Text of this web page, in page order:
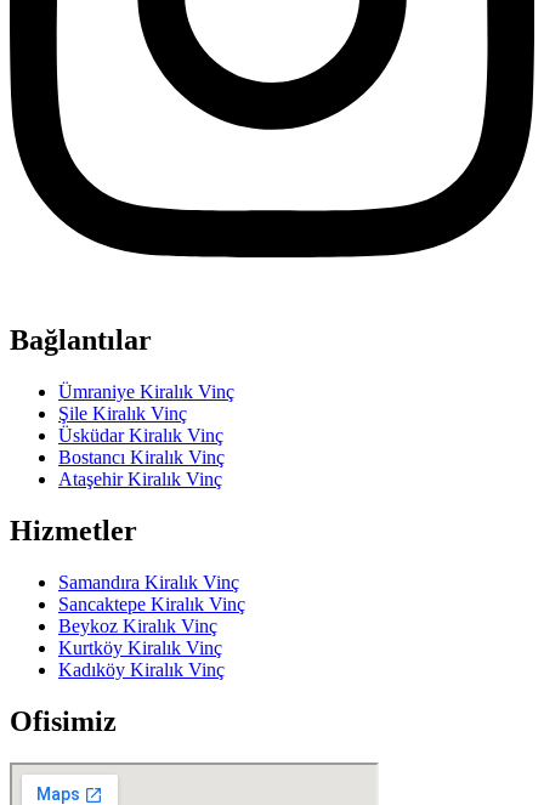
Bağlantılar
Ümraniye Kiralık Vinç
Şile Kiralık Vinç
Üsküdar Kiralık Vinç
Bostancı Kiralık Vinç
Ataşehir Kiralık Vinç
Hizmetler
Samandıra Kiralık Vinç
Sancaktepe Kiralık Vinç
Beykoz Kiralık Vinç
Kurtköy Kiralık Vinç
Kadıköy Kiralık Vinç
Ofisimiz